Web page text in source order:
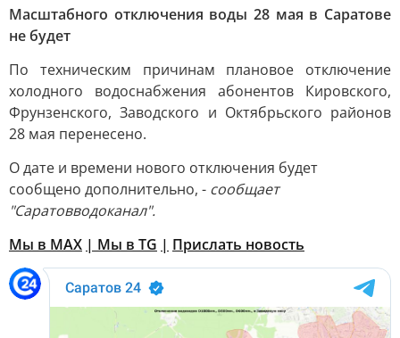
Масштабного отключения воды 28 мая в Саратове
не будет
По техническим причинам плановое отключение
холодного водоснабжения абонентов Кировского,
Фрунзенского, Заводского и Октябрьского районов
28 мая перенесено.
О дате и времени нового отключения будет
сообщено дополнительно, - сообщает
"Саратовводоканал".
Мы в MAX | Мы в TG | Прислать новость